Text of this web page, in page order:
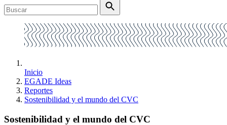
Inicio
EGADE Ideas
Reportes
Sostenibilidad y el mundo del CVC
Sostenibilidad y el mundo del CVC